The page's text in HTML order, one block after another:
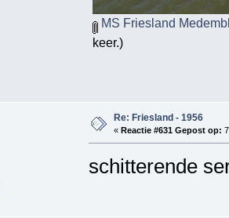
MS Friesland
keer.)
Re: Friesland - 1956
« Reactie #631 Gepost op:
schitterende